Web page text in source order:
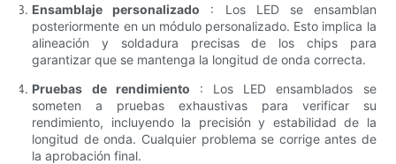
Ensamblaje personalizado : Los LED se ensamblan
posteriormente en un módulo personalizado. Esto implica la
alineación y soldadura precisas de los chips para
garantizar que se mantenga la longitud de onda correcta.
Pruebas de rendimiento : Los LED ensamblados se
someten a pruebas exhaustivas para verificar su
rendimiento, incluyendo la precisión y estabilidad de la
longitud de onda. Cualquier problema se corrige antes de
la aprobación final.